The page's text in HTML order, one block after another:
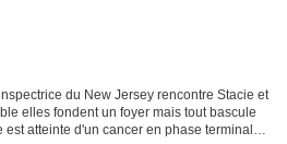
du New Jersey rencontre Stacie et
elles fondent un foyer mais tout bascule
atteinte d'un cancer en phase terminale.